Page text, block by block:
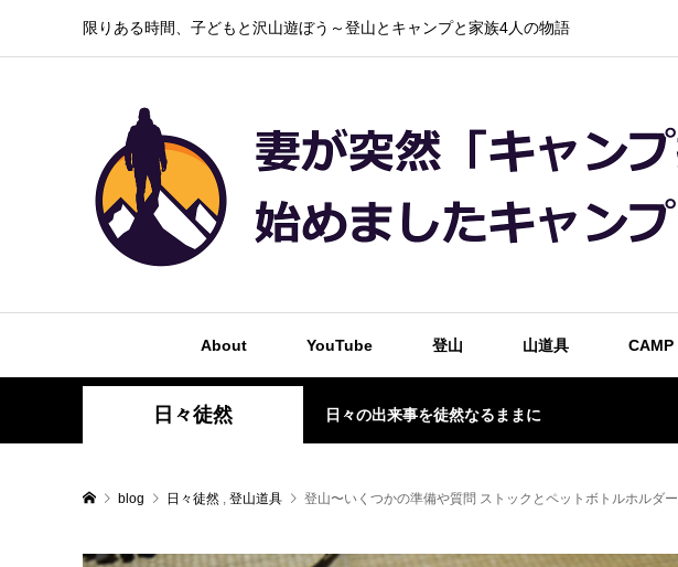
限りある時間、子どもと沢山遊ぼう～登山とキャンプと家族4人の物語
About YouTube 登山 山道具 CAMP
日々徒然 日々の出来事を徒然なるままに
blog 日々徒然 , 登山道具 登山〜いくつかの準備や質問 ストックとペットボトルホルダー